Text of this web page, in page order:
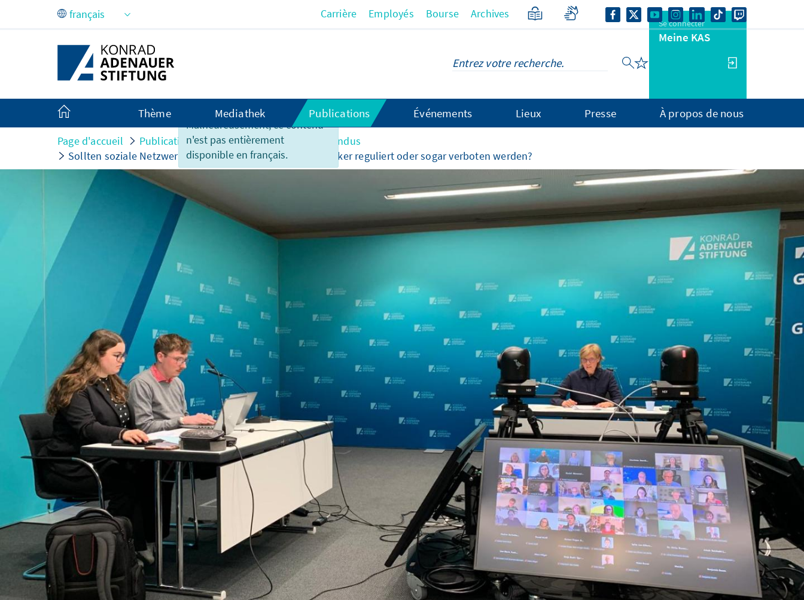
Saut au contenu principal
Malheureusement, ce contenu
n'est pas entièrement
disponible en français.
Carrière Employés Bourse Archives
Se connecter
Meine KAS
Thème Mediathek Publications Événements Lieux Presse À propos de nous
Page d'accueil Publications
Présentations & compte-rendus
Sollten soziale Netzwerke für Kinder und Jugendliche stärker reguliert oder sogar verboten werden?